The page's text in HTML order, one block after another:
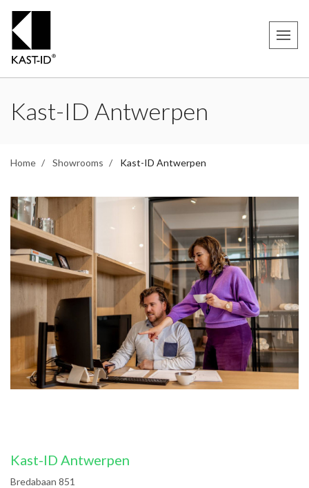
Kast-ID Antwerpen
Home Showrooms Kast-ID Antwerpen
Kast-ID Antwerpen
Bredabaan 851